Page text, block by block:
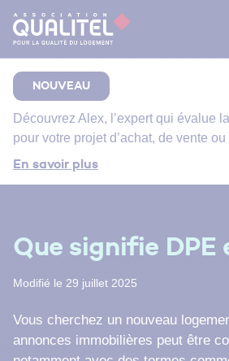
Comment bien suivre le chantier
votre salle de bain ?
retrouver ?
NOUVEAU
Découvrez Alex, l’expert qui évalue
pour votre projet d’achat, de vente
En savoir plus
Que signifie DPE
Modifié le 29 juillet 2025
Vous cherchez un nouveau
annonces immobilières peut être